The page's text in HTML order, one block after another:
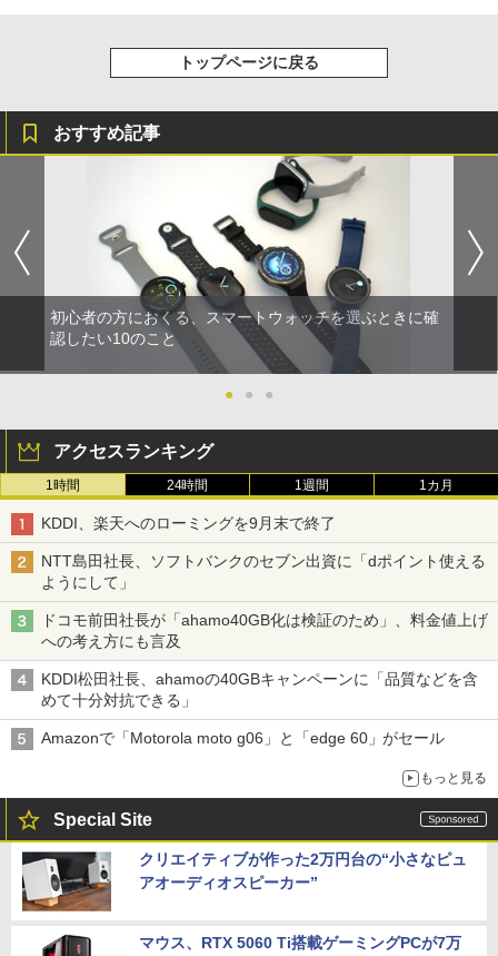
トップページに戻る
おすすめ記事
初心者の方におくる、スマートウォッチを選ぶときに確
認したい10のこと
● ● ●
アクセスランキング
1時間 24時間 1週間 1カ月
KDDI、楽天へのローミングを9月末で終了
NTT島田社長、ソフトバンクのセブン出資に「dポイント使える
ようにして」
ドコモ前田社長が「ahamo40GB化は検証のため」、料金値上げ
への考え方にも言及
KDDI松田社長、ahamoの40GBキャンペーンに「品質などを含
めて十分対抗できる」
Amazonで「Motorola moto g06」と「edge 60」がセール
もっと見る
Special Site
クリエイティブが作った2万円台の“小さなピュ
アオーディオスピーカー”
マウス、RTX 5060 Ti搭載ゲーミングPCが7万